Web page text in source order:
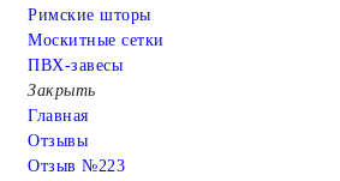
Римские шторы
Москитные сетки
ПВХ-завесы
Закрыть
Главная
Отзывы
Отзыв №223